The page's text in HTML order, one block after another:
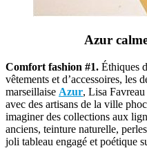
Azur
Comfort fashion #1. Éthiques
vêtements et d’accessoires, les
marseillaise Azur, Lisa
avec des artisans de la ville
imaginer des collections aux
anciens, teinture naturelle,
joli tableau engagé et poétique